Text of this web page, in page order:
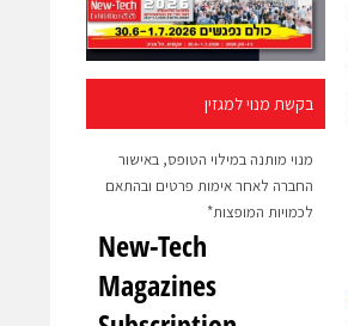
בקשת מנוי למגזין
מנוי מותנה במילוי הטופס, באישור
החברה לאחר אימות פרטים ובהתאם
לכמויות המופצות*